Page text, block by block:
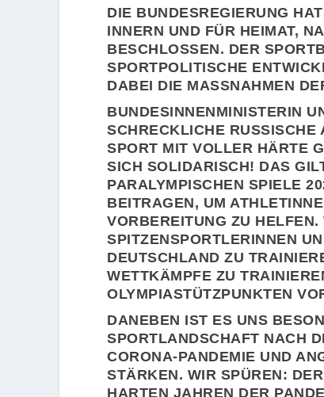
DIE BUNDESREGIERUNG
INNERN UND FÜR HEIMAT,
BESCHLOSSEN. DER
SPORTPOLITISCHE
DABEI DIE MASSNAHMEN
BUNDESINNENMINISTERIN
SCHRECKLICHE RUSSISCHE
SPORT MIT VOLLER HÄRTE
SICH SOLIDARISCH! DAS
PARALYMPISCHEN SPIELE
BEITRAGEN, UM
VORBEREITUNG ZU
SPITZENSPORTLERINNEN
DEUTSCHLAND ZU
WETTKÄMPFE ZU
OLYMPIASTÜTZPUNKTEN
DANEBEN IST ES UNS
SPORTLANDSCHAFT NACH
CORONA-PANDEMIE UND
STÄRKEN. WIR SPÜREN:
HARTEN JAHREN DER